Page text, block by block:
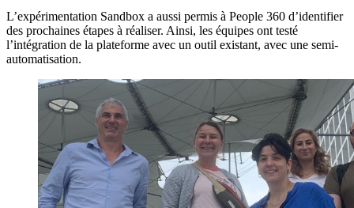
L’expérimentation Sandbox a aussi permis à People 360 d’identifier
des prochaines étapes à réaliser. Ainsi, les équipes ont testé
l’intégration de la plateforme avec un outil existant, avec une semi-
automatisation.